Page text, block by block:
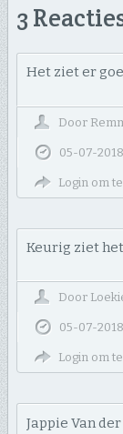
3
Het ziet er
Door
05-07-2018
Login om
Keurig ziet
Door
05-07-2018
Login om
Jappie Van